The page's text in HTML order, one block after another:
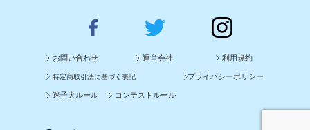
お問い合わせ 運営会社 利用規約
特定商取引法に基づく表記 プライバシーポリシー
迷子犬ルール コンテストルール